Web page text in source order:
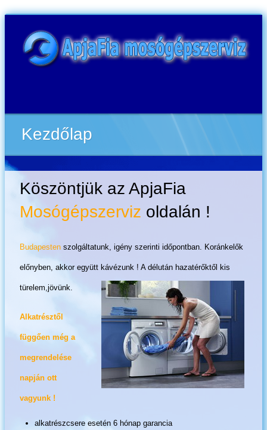
Kezdőlap
Köszöntjük az ApjaFia
Mosógépszerviz oldalán !
Budapesten szolgáltatunk, igény szerinti időpontban. Koránkelők
előnyben, akkor együtt kávézunk ! A délután hazatérőktől kis
türelem,jövünk.
Alkatrésztől
függően még a
megrendelése
napján ott
vagyunk !
alkatrészcsere esetén 6 hónap garancia